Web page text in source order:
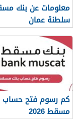
معلومات عن بنك
سلطنة عمان
كم رسوم فتح حساب
مسقط 2026